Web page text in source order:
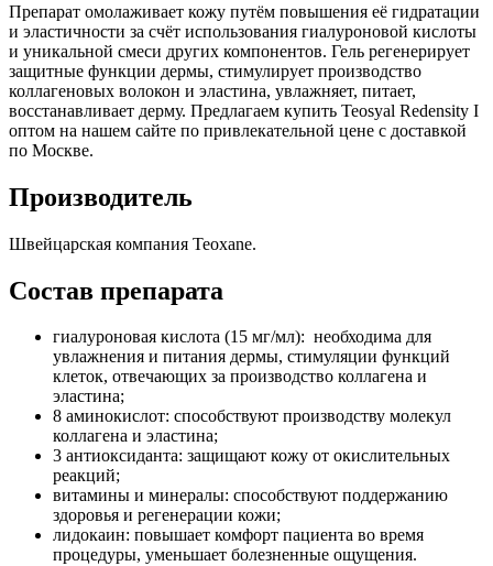
Препарат омолаживает кожу путём повышения её гидратации
и эластичности за счёт использования гиалуроновой кислоты
и уникальной смеси других компонентов. Гель регенерирует
защитные функции дермы, стимулирует производство
коллагеновых волокон и эластина, увлажняет, питает,
восстанавливает дерму. Предлагаем купить Teosyal Redensity I
оптом на нашем сайте по привлекательной цене с доставкой
по Москве.
Производитель
Швейцарская компания Teoxane.
Состав препарата
гиалуроновая кислота (15 мг/мл): необходима для
увлажнения и питания дермы, стимуляции функций
клеток, отвечающих за производство коллагена и
эластина;
8 аминокислот: способствуют производству молекул
коллагена и эластина;
3 антиоксиданта: защищают кожу от окислительных
реакций;
витамины и минералы: способствуют поддержанию
здоровья и регенерации кожи;
лидокаин: повышает комфорт пациента во время
процедуры, уменьшает болезненные ощущения.